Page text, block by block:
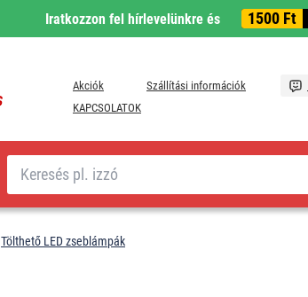
Iratkozzon fel hírlevelünkre és 1500 Ft
Akciók Szállítási információk
KAPCSOLATOK
Keresés
Tölthető LED zseblámpák